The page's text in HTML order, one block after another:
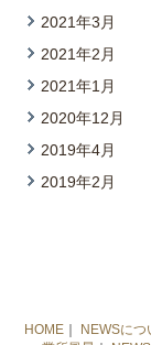
2021年3月
2021年2月
2021年1月
2020年12月
2019年4月
2019年2月
HOME NEWSにつ